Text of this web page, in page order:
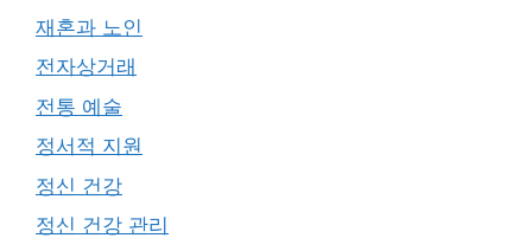
재혼과 노인
전자상거래
전통 예술
정서적 지원
정신 건강
정신 건강 관리